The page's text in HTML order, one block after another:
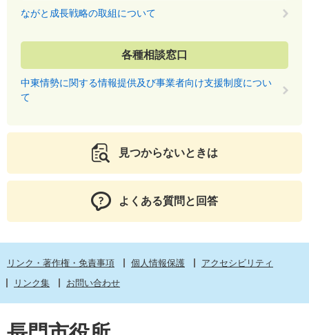
ながと成長戦略の取組について
各種相談窓口
中東情勢に関する情報提供及び事業者向け支援制度につい
て
見つからないときは
よくある質問と回答
リンク・著作権・免責事項 個人情報保護
アクセシビリティ
リンク集
お問い合わせ